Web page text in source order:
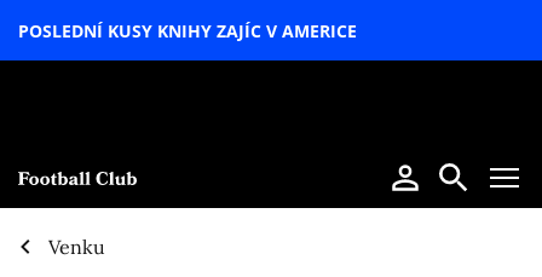
POSLEDNÍ KUSY KNIHY ZAJÍC V AMERICE
Venku